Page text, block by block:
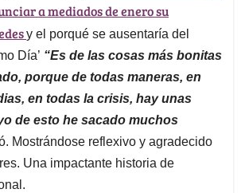
a mediados de enerosu
y el porqué se ausentaría del
Día’ “Es de las cosas más bonitas
porque de todas maneras, en
en todas la crisis, hay unas
de esto he sacado muchos
Mostrándose reflexivo y agradecido
Una impactante historia de